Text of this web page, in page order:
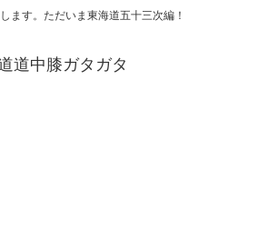
ます。ただいま東海道五十三次編！
道中膝ガタガタ